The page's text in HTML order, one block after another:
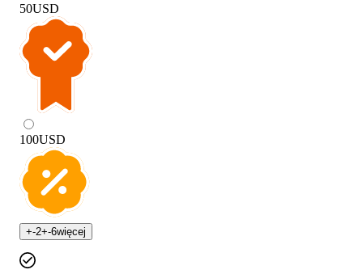
50USD
100USD
+-2+-6więcej